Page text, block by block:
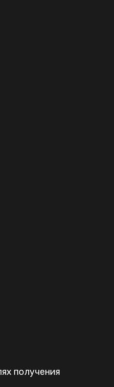
получения